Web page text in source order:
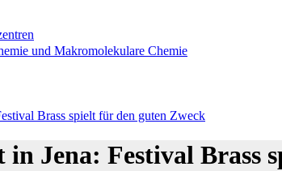
und Makromolekulare Chemie
Brass spielt für den guten Zweck
in Jena: Festival Brass